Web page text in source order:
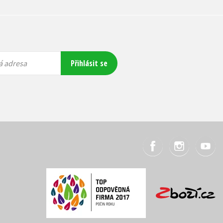
adresa Přihlásit se